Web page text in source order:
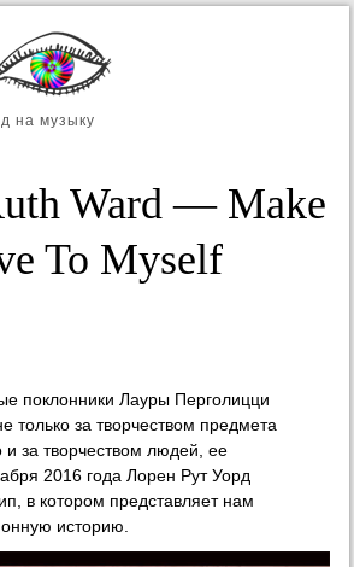
на музыку
Ward — Make
To Myself
поклонники Лауры Перголицци
только за творчеством предмета
и за творчеством людей, ее
2016 года Лорен Рут Уорд
в котором представляет нам
историю.